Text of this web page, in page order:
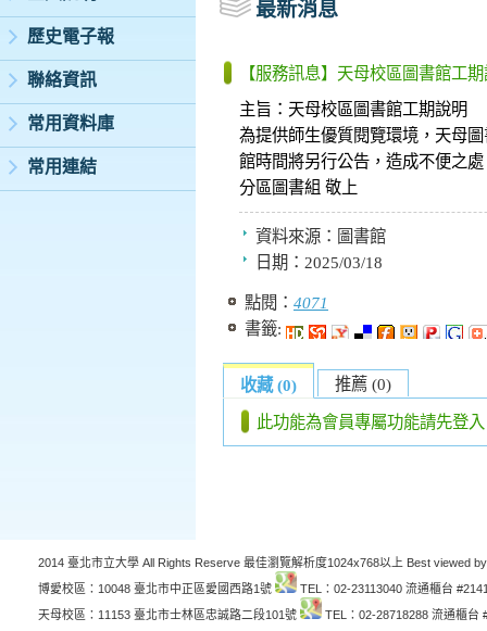
歷史電子報
聯絡資訊
常用資料庫
常用連結
最新消息
【服務訊息】天母校區圖書館工
主旨：天母校區圖書館工期說明
為提供師生優質閱覽環境，天母
館時間將另行公告，造成不便之
分區圖書組 敬上
資料來源： 圖書館
日期： 2025/03/18
點閱： 4071
書籤:
收藏 (0) 推薦 (0)
此功能為會員專屬功能請先登入
2014 臺北市立大學 All Rights Reserve 最佳瀏覽解析度1024x768以上 Best viewed
博愛校區：10048 臺北市中正區愛國西路1號
TEL：02-23113040 流通櫃台
天母校區：11153 臺北市士林區忠誠路二段101號
TEL：02-28718288 流通櫃台